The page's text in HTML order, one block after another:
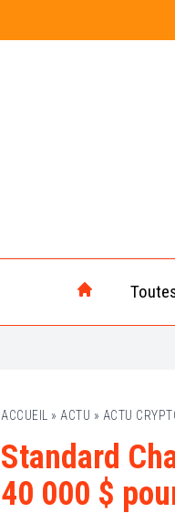
ACCUEIL » ACTU » ACTU
Standard
40 000 $